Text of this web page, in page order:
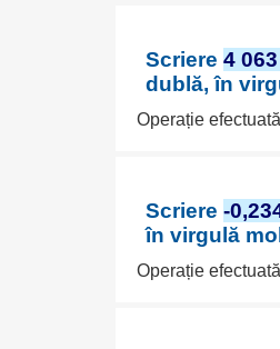
Scriere 4
dublă, în
Operație
Scriere -
în virgulă
Operație